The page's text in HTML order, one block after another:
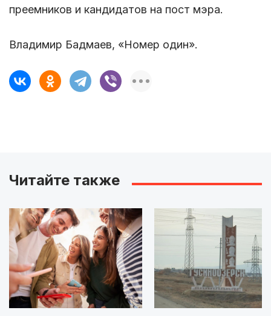
преемников и кандидатов на пост мэра.
Владимир Бадмаев, «Номер один».
Читайте также